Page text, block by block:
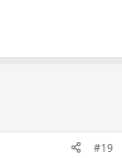
#19